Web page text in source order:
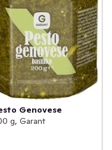
Genovese
g, Garant